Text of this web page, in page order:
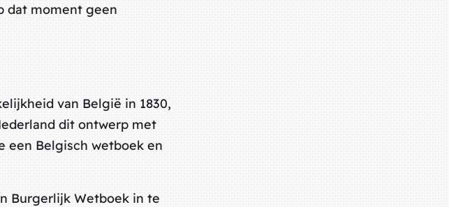
dat moment geen
van België in 1830,
dit ontwerp met
een Belgisch wetboek en
Burgerlijk Wetboek in te